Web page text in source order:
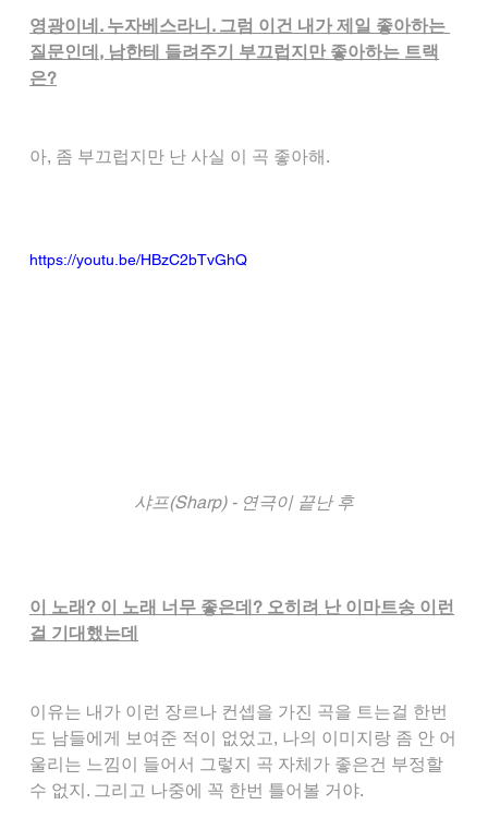
영광이네. 누자베스라니. 그럼 이건 내가 제일 좋아하는
질문인데, 남한테 들려주기 부끄럽지만 좋아하는 트랙
은?
아, 좀 부끄럽지만 난 사실 이 곡 좋아해.
https://youtu.be/HBzC2bTvGhQ
샤프(Sharp) - 연극이 끝난 후
이 노래? 이 노래 너무 좋은데? 오히려 난 이마트송 이런
걸 기대했는데
이유는 내가 이런 장르나 컨셉을 가진 곡을 트는걸 한번
도 남들에게 보여준 적이 없었고, 나의 이미지랑 좀 안 어
울리는 느낌이 들어서 그렇지 곡 자체가 좋은건 부정할
수 없지. 그리고 나중에 꼭 한번 틀어볼 거야.